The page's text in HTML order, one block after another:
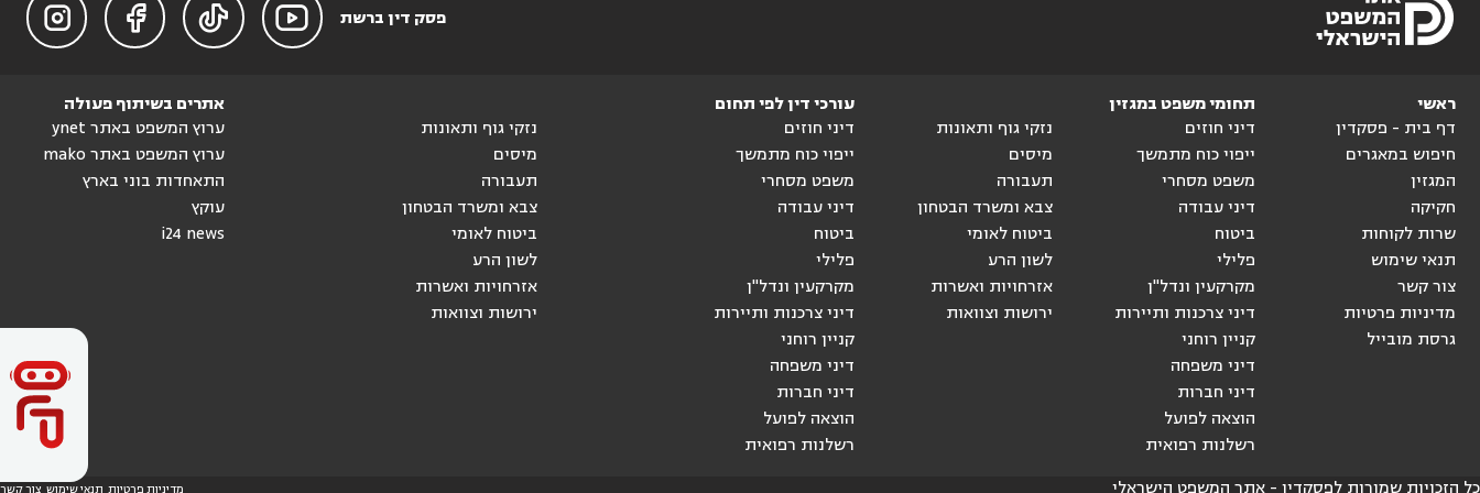
פסק דין ברשת 



ראשי
דף בית - פסקדין
חיפוש במאגרים
המגזין
חקיקה
שרות לקוחות
תנאי שימוש
צור קשר
מדיניות פרטיות
גרסת מובייל
תחומי משפט במגזין
דיני חוזים
ייפוי כוח מתמשך
משפט מסחרי
דיני עבודה
ביטוח
פלילי
מקרקעין ונדל"ן
דיני צרכנות ותיירות
קניין רוחני
דיני משפחה
דיני חברות
הוצאה לפועל
רשלנות רפואית
נזקי גוף ותאונות
מיסים
תעבורה
צבא ומשרד הבטחון
ביטוח לאומי
לשון הרע
אזרחויות ואשרות
ירושות וצוואות
עורכי דין לפי תחום
דיני חוזים
ייפוי כוח מתמשך
משפט מסחרי
דיני עבודה
ביטוח
פלילי
מקרקעין ונדל"ן
דיני צרכנות ותיירות
קניין רוחני
דיני משפחה
דיני חברות
הוצאה לפועל
רשלנות רפואית
נזקי גוף ותאונות
מיסים
תעבורה
צבא ומשרד הבטחון
ביטוח לאומי
לשון הרע
אזרחויות ואשרות
ירושות וצוואות
אתרים בשיתוף פעולה
ערוץ המשפט באתר ynet
ערוץ המשפט באתר mako
התאחדות בוני בארץ
עוקץ
i24 news
כל הזכויות שמורות לפסקדין - אתר המשפט הישראלי מדיניות פרטיות תנאי שימוש צור קשר